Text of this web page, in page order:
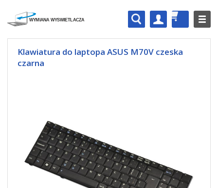
Klawiatura do laptopa ASUS M70V czeska
czarna